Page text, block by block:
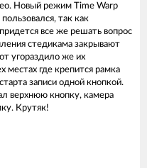
Новый режим Time Warp
так как
все же решать вопрос
стедикама закрывают
угораздило же их
местах где крепится рамка
записи одной кнопкой.
верхнюю кнопку, камера
Крутяк!